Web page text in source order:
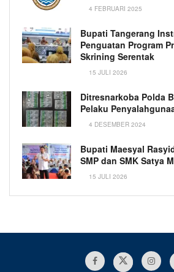
4 FEBRUARI 2025
Bupati Tangerang
Penguatan Program
Skrining Serentak
15 JULI 2026
Ditresnarkoba Polda
Pelaku
4 DESEMBER 2024
Bupati Maesyal
SMP dan SMK Satya
15 JULI 2026